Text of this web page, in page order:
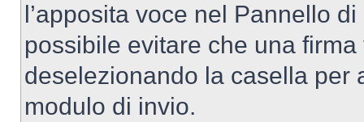
l’apposita voce nel Pannello
possibile evitare che una
deselezionando la casella per
modulo di invio.